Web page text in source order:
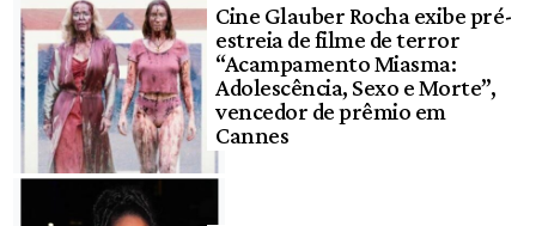
Cine Glauber Rocha exibe pré-
estreia de filme de terror
“Acampamento Miasma:
Adolescência, Sexo e Morte”,
vencedor de prêmio em
Cannes